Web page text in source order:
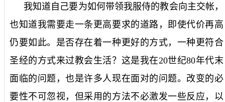
我知道自己要为如何带领我服侍的教会向主交帐，
也知道我需要走一条更高要求的道路，即使代价再高
仍要如此。是否存在着一种更好的方式，一种更符合
圣经的方式来过教会生活？这是我在20世纪80年代末
面临的问题，也是许多人现在面对的问题。改变的必
要性不可忽视，但采用的方法不必激发一些反应，以